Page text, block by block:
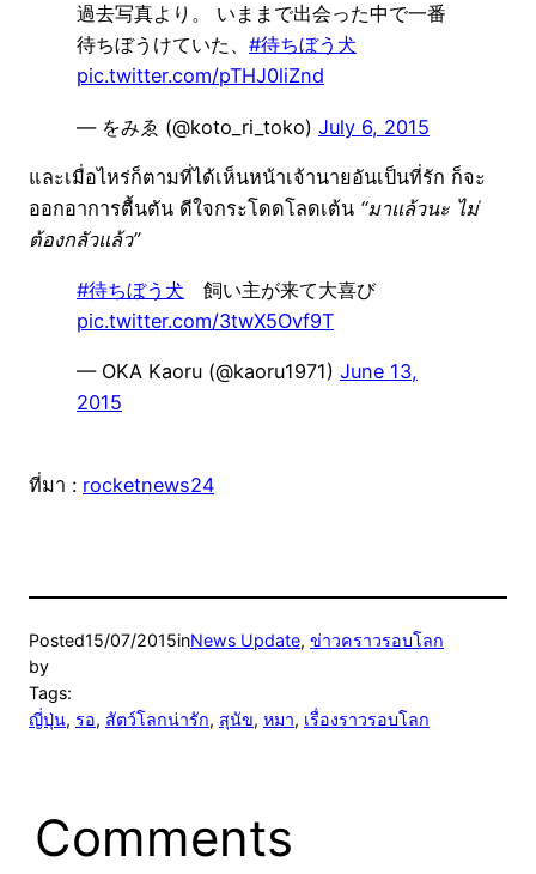
過去写真より。 いままで出会った中で一番
待ちぼうけていた、 #待ちぼう犬
pic.twitter.com/pTHJ0liZnd
— をみゑ (@koto_ri_toko) July 6, 2015
และเมื่อไหร่ก็ตามที่ได้เห็นหน้าเจ้านายอันเป็นที่รัก ก็จะ
ออกอาการตื้นตัน ดีใจกระโดดโลดเต้น “มาแล้วนะ ไม่
ต้องกลัวแล้ว”
#待ちぼう犬 飼い主が来て大喜び
pic.twitter.com/3twX5Ovf9T
— OKA Kaoru (@kaoru1971) June 13,
2015
ที่มา : rocketnews24
Posted15/07/2015inNews Update, ข่าวคราวรอบโลก
by
Tags:
ญี่ปุ่น, รอ, สัตว์โลกน่ารัก, สุนัข, หมา, เรื่องราวรอบโลก
Comments